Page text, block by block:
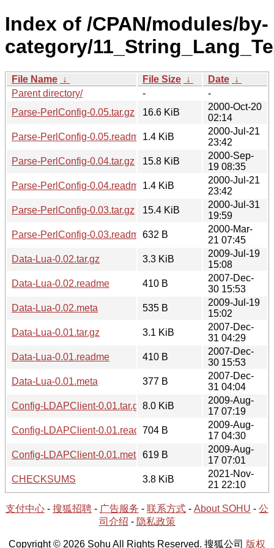
Index of /CPAN/modules/by-
category/
File Name ↓ File Size ↓ Date ↓
Parent directory/
-
-
Parse-PerlConfig-0.05.tar.gz
16.6 KiB
2000-Oct-20
02:14
Parse-PerlConfig-0.05.readme1.4 KiB
2000-Jul-21
23:42
Parse-PerlConfig-0.04.tar.gz
15.8 KiB
2000-Sep-
19 08:35
Parse-PerlConfig-0.04.readme1.4 KiB
2000-Jul-21
23:42
Parse-PerlConfig-0.03.tar.gz
15.4 KiB
2000-Jul-31
19:59
Parse-PerlConfig-0.03.readme632 B
2000-Mar-
21 07:45
Data-Lua-0.02.tar.gz
3.3 KiB
2009-Jul-19
15:08
Data-Lua-0.02.readme
410 B
2007-Dec-
30 15:53
Data-Lua-0.02.meta
535 B
2009-Jul-19
15:02
Data-Lua-0.01.tar.gz
3.1 KiB
2007-Dec-
31 04:29
Data-Lua-0.01.readme
410 B
2007-Dec-
30 15:53
Data-Lua-0.01.meta
377 B
2007-Dec-
31 04:04
Config-LDAPClient-0.01.tar.gz8.0 KiB
2009-Aug-
17 07:19
Config-LDAPClient-0.01.readme704 B
2009-Aug-
17 04:30
Config-LDAPClient-0.01.meta 619 B
2009-Aug-
17 07:01
CHECKSUMS
3.8 KiB
2021-Nov-
21 22:10
支付中心 - 搜狐招聘 - 广告服务 - 联系方式 - About SOHU - 公
司介绍 - 隐私政策
Copyright © 2026 Sohu All Rights Reserved. 搜狐公司 版权